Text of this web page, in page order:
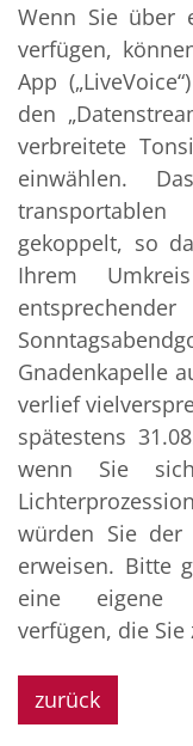
Wenn Sie über
verfügen,
App
den
verbreitete
einwählen.
gekoppelt, so
Ihrem
Gnadenkapelle
verlief
spätestens
wenn Sie
würden Sie der
erweisen. Bitte
eine eigene
verfügen, die
zurück